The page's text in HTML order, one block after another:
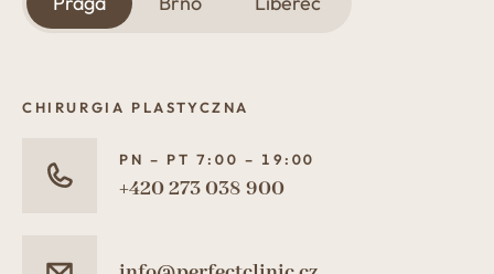
CHIRURGIA PLASTYCZNA
PN – PT 7:00 – 19:00
+420 273 038 900